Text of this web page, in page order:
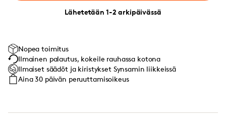
Lähetetään 1-2 arkipäivässä
Nopea toimitus
Ilmainen palautus, kokeile rauhassa kotona
Ilmaiset säädöt ja kiristykset Synsamin liikkeissä
Aina 30 päivän peruuttamisoikeus